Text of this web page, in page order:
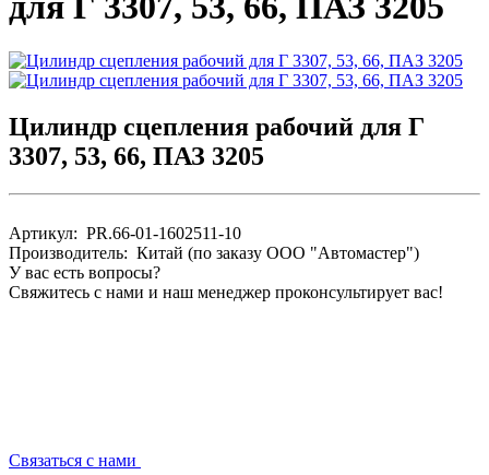
Цилиндр сцепления рабочий для Г
3307, 53, 66, ПАЗ 3205
Артикул: PR.66-01-1602511-10
Производитель: Китай (по заказу ООО "Автомастер")
У вас есть вопросы?
Свяжитесь с нами и наш менеджер проконсультирует вас!
Связаться с нами